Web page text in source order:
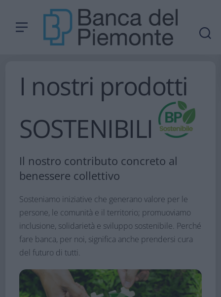
I nostri prodotti
SOSTENIBILI
Il nostro contributo concreto al
benessere collettivo
Sosteniamo iniziative che generano valore per le
persone, le comunità e il territorio; promuoviamo
inclusione, solidarietà e sviluppo sostenibile. Perché
fare banca, per noi, significa anche prendersi cura
del futuro di tutti.